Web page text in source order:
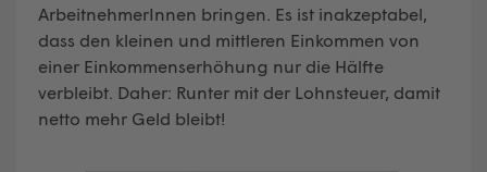
ArbeitnehmerInnen bringen. Es ist inakzeptabel,
dass den kleinen und mittleren Einkommen von
einer Einkommenserhöhung nur die Hälfte
verbleibt. Daher: Runter mit der Lohnsteuer, damit
netto mehr Geld bleibt!